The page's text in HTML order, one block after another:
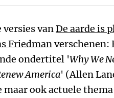
versies vanDe aarde is
Friedmanverschenen:
ondertitel 'Why We
America' (Allen
maar ook actuele